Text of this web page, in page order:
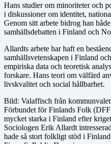
Hans studier om minoriteter och
i diskussioner om identitet,
Genom sitt arbete bidrog han
samhällsdebatten i Finland och
Allardts arbete har haft en
samhällsvetenskapen i Finland
empiriska data och teoretisk
forskare. Hans teori om välfärd
livskvalitet och social hållbarhet.
Bild: Valaffisch från
Förbundet för Finlands Folk
mycket starka i Finland efter
Sociologen Erik Allardt
hade så stort folkligt stöd i